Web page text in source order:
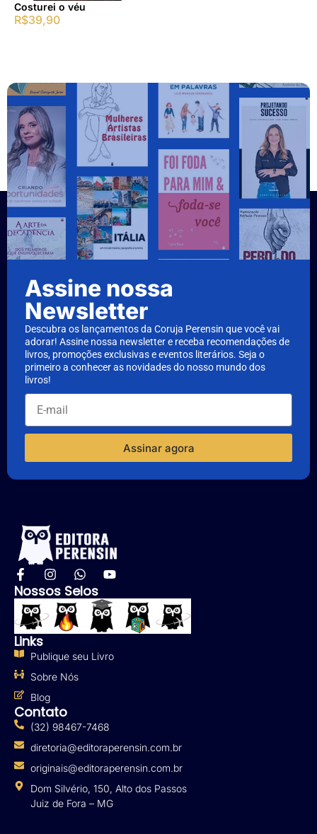
Costurei o véu
R$39,90
Assine nossa
Newsletter
Descubra os lançamentos da Coruja Perensin que você vai
adorar! Assine nossa newsletter e receba recomendações de
livros, promoções exclusivas e eventos literários. Seja o
primeiro a conhecer as novidades do nosso mundo dos
livros!
Assinar agora
Nossos Selos
Links
Publique seu Livro
Sobre Nós
Blog
Contato
(32) 98467-7468
diretoria@editoraperensin.com.br
originais@editoraperensin.com.br
Dom Silvério, 150, Alto dos Passos
Juiz de Fora – MG